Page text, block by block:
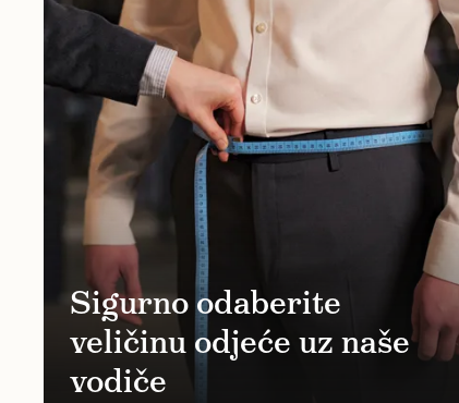
Sigurno odaberite
veličinu odjeće uz naše
vodiče